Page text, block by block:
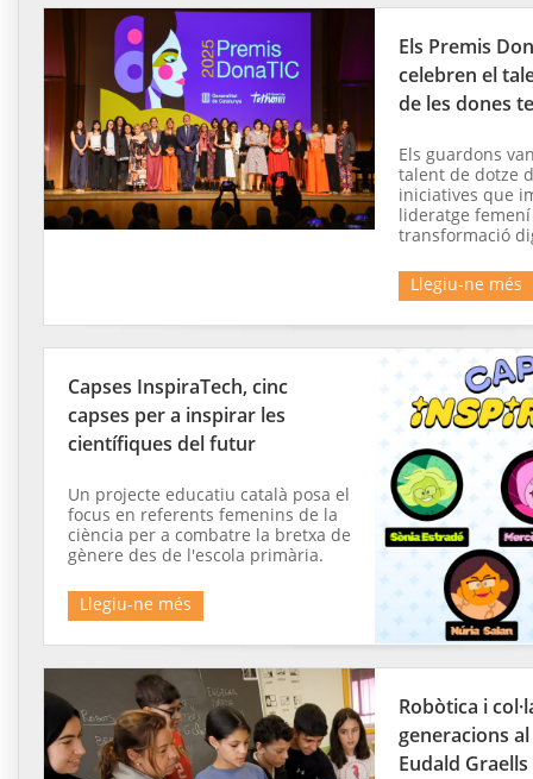
Els Premis
celebren el
de les dones
Els guardons
talent de dotze
iniciatives que
lideratge
transformació
Llegiu-ne més
Capses InspiraTech, cinc
capses per a inspirar les
científiques del futur
Un projecte educatiu català posa el
focus en referents femenins de la
ciència per a combatre la bretxa de
gènere des de l'escola primària.
Llegiu-ne més
Robòtica i
generacions
Eudald